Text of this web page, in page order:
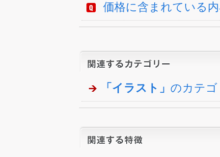
価格に含まれている
「イラスト」 のカテ